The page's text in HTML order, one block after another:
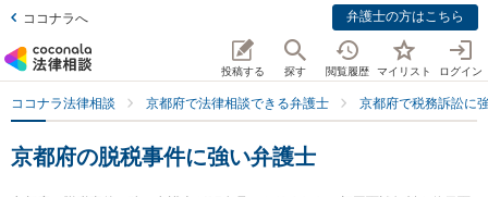
ココナラへ 弁護士の方はこちら
投稿する 探す 閲覧履歴 マイリスト ログイン
ココナラ法律相談 京都府で法律相談できる弁護士 京都府で税務訴訟に
京都府の脱税事件に強い弁護士